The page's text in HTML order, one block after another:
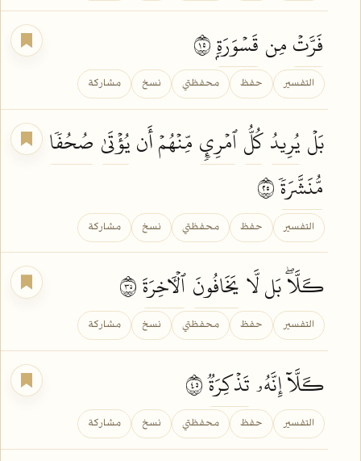
فَرَّتۡمِن قَسۡوَرَةِۭ٥١
التفسير حفظ محفظتي نسخ مشاركة
بَلۡ يُرِيدُكُلُّٱمۡرِيٕٖ مِّنۡهُمۡ أَنيُؤۡتَىٰ صُحُفٗا
مُّنَشَّرَةٗ٥٢
التفسير حفظ محفظتي نسخ مشاركة
كـَلَّاۖ بَل لَّا يَخَافُونَٱلۡأٓخِرَةَ
التفسير حفظ محفظتي نسخ مشاركة
كـَلَّآ إِنَّهُۥتَذۡكِرَةٞ٥٤
التفسير حفظ محفظتي نسخ مشاركة